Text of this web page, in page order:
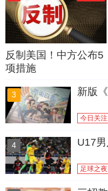
反制美国！中方公布5
项措施
3 新版
今日关注
4 U17
足球之夜